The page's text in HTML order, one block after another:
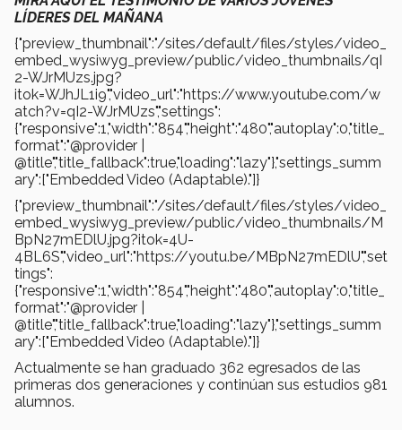
LÍDERES DEL MAÑANA
{"preview_thumbnail":"/sites/default/files/styles/video_
embed_wysiwyg_preview/public/video_thumbnails/qI
2-WJrMUzs.jpg?
itok=WJhJL1i9","video_url":"https://www.youtube.com/w
atch?v=qI2-WJrMUzs","settings":
{"responsive":1,"width":"854","height":"480","autoplay":0,"title_
format":"@provider |
@title","title_fallback":true,"loading":"lazy"},"settings_summ
ary":["Embedded Video (Adaptable)."]}
{"preview_thumbnail":"/sites/default/files/styles/video_
embed_wysiwyg_preview/public/video_thumbnails/M
BpN27mEDlU.jpg?itok=4U-
4BL6S","video_url":"https://youtu.be/MBpN27mEDlU","set
tings":
{"responsive":1,"width":"854","height":"480","autoplay":0,"title_
format":"@provider |
@title","title_fallback":true,"loading":"lazy"},"settings_summ
ary":["Embedded Video (Adaptable)."]}
Actualmente se han graduado 362 egresados de las
primeras dos generaciones y continúan sus estudios 981
alumnos.